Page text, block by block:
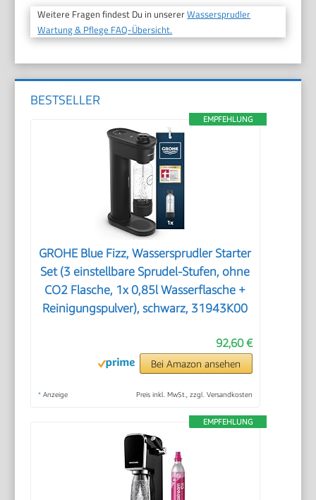
Weitere Fragen findest Du in unsererWassersprudler
Wartung & Pflege FAQ-Übersicht.
BESTSELLER
EMPFEHLUNG
GROHE Blue Fizz, Wassersprudler Starter
Set (3 einstellbare Sprudel-Stufen, ohne
CO2 Flasche, 1x 0,85l Wasserflasche +
Reinigungspulver), schwarz, 31943K00
92,60 €
Bei Amazon ansehen
* Anzeige Preis inkl. MwSt., zzgl. Versandkosten
EMPFEHLUNG